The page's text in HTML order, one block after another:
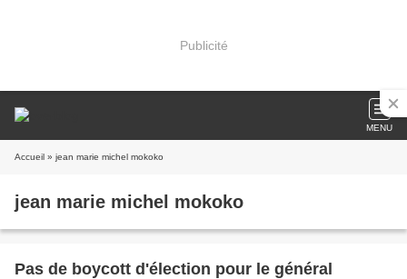
Publicité
MENU
Accueil » jean marie michel mokoko
jean marie michel mokoko
Pas de boycott d'élection pour le général